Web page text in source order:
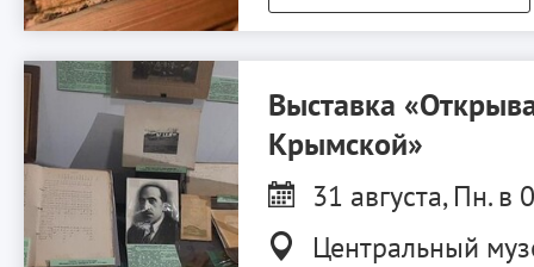
Выставка
Крымской»
31 августа, Пн. в
Центральный